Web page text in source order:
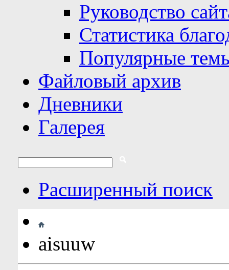
Руководство
Статистика
Популярные
Файловый архив
Дневники
Галерея
Расширенный поиск
aisuuw